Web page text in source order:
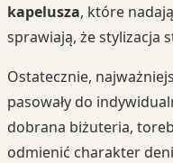
kapelusza, które
sprawiają, że stylizacja
Ostatecznie,
pasowały do
dobrana biżuteria,
odmienić charakter